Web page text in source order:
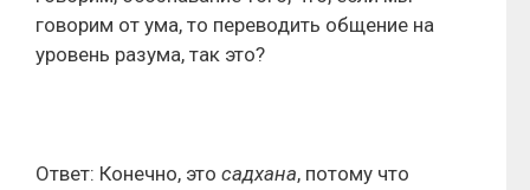
говорим от ума, то переводить общение на
уровень разума, так это?
Ответ: Конечно, это садхана, потому что